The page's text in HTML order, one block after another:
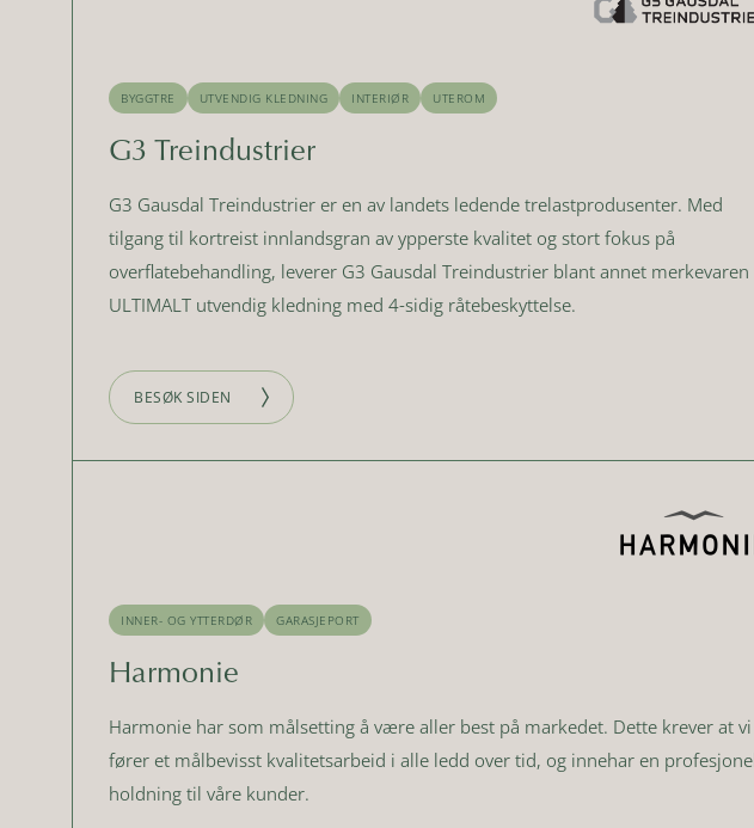
BYGGTRE UTVENDIG KLEDNING INTERIØR UTEROM
G3 Treindustrier
G3 Gausdal Treindustrier er en av landets ledende trelastprodusenter. Med
tilgang til kortreist innlandsgran av ypperste kvalitet og stort fokus på
overflatebehandling, leverer G3 Gausdal Treindustrier blant annet merkevaren
ULTIMALT utvendig kledning med 4-sidig råtebeskyttelse.
BESØK SIDEN
INNER- OG YTTERDØR GARASJEPORT
Harmonie
Harmonie har som målsetting å være aller best på markedet. Dette krever at vi
fører et målbevisst kvalitetsarbeid i alle ledd over tid, og innehar en profesjonell
holdning til våre kunder.